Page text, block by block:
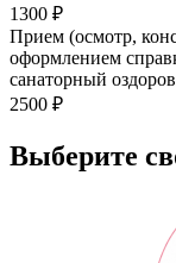
1300 ₽
Прием (осмотр,
оформлением
санаторный
2500 ₽
Выберите